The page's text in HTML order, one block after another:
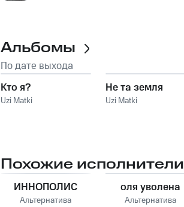
Альбомы
По дате выхода
Кто я?
Uzi Matki
Не та земля
Uzi Matki
Похожие исполнители
ИННОПОЛИС
Альтернатива
оля уволена
Альтернатива